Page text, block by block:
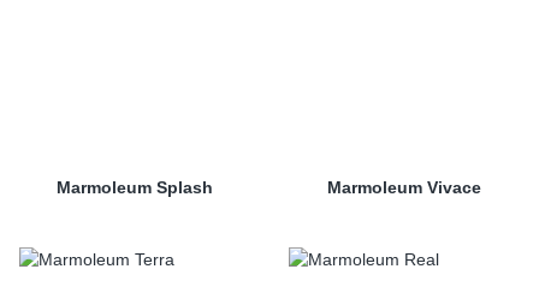
Marmoleum Splash Marmoleum Vivace